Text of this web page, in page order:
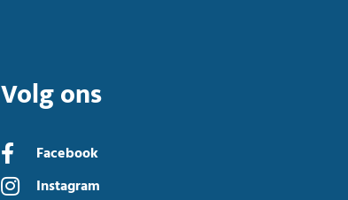
Volg ons
Facebook
Instagram